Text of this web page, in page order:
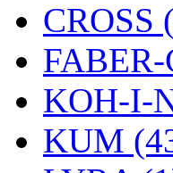
CROSS
KOH-I-
KUM